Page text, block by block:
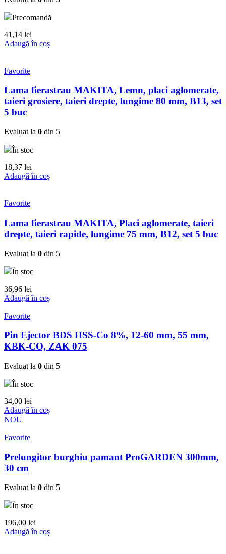
Precomandă
41,14 lei
Adaugă în coș
Favorite
Lama fierastrau MAKITA, Lemn, placi aglomerate,
taieri grosiere, taieri drepte, lungime 80 mm, B13, set
5 buc
Evaluat la 0 din 5
În stoc
18,37 lei
Adaugă în coș
Favorite
Lama fierastrau MAKITA, Placi aglomerate, taieri
drepte, taieri rapide, lungime 75 mm, B12, set 5 buc
Evaluat la 0 din 5
În stoc
36,96 lei
Adaugă în coș
Favorite
Pin Ejector BDS HSS-Co 8%, 12-60 mm, 55 mm,
KBK-CO, ZAK 075
Evaluat la 0 din 5
În stoc
34,00 lei
Adaugă în coș
NOU
Favorite
Prelungitor burghiu pamant ProGARDEN 300mm,
30 cm
Evaluat la 0 din 5
În stoc
196,00 lei
Adaugă în coș